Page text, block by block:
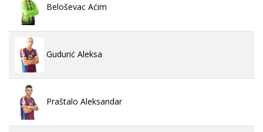
Beloševac Aćim
Gudurić Aleksa
Praštalo Aleksandar